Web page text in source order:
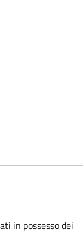
in possesso dei